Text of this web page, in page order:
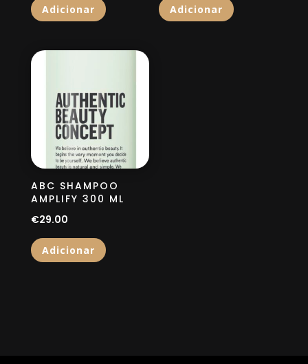
Adicionar Adicionar
ABC SHAMPOO
AMPLIFY 300 ML
€29.00
Adicionar